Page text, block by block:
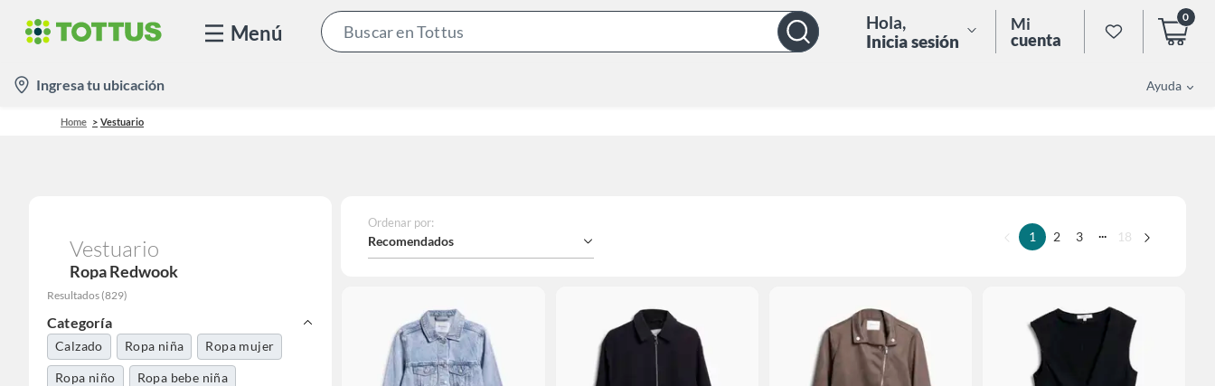
Menú
Bar
Hola,
Inicia sesión
Mi
cuenta
0
location-
icon
Ingresa tu ubicación Ayuda
Home Vestuario
Vestuario
Ropa Redwook
Resultados (829)
Categoría
Calzado Ropa niña Ropa mujer
Ropa niño Ropa bebe niña
Ordenar por:
Recomendados 1 2 3 ... 18